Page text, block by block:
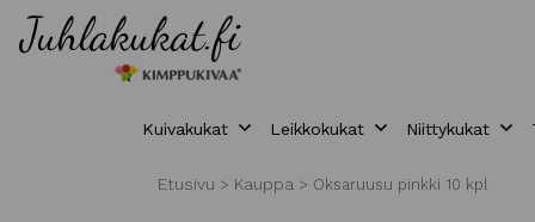
Kuivakukat Leikkokukat Niittykukat
Etusivu > Kauppa > Oksaruusu pinkki 10 kpl